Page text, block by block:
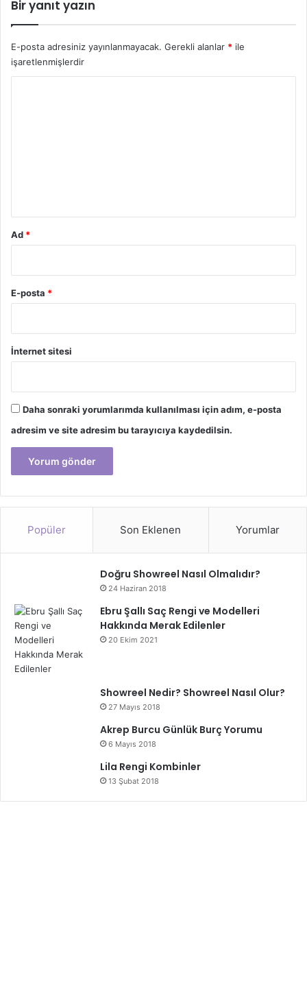
Bir yanıt yazın
E-posta adresiniz yayınlanmayacak. Gerekli alanlar * ile
işaretlenmişlerdir
Ad *
E-posta *
İnternet sitesi
Daha sonraki yorumlarımda kullanılması için adım, e-posta
adresim ve site adresim bu tarayıcıya kaydedilsin.
Popüler Son Eklenen Yorumlar
Doğru Showreel Nasıl Olmalıdır?
24 Haziran 2018
Ebru Şallı Saç Rengi ve Modelleri
Hakkında Merak Edilenler
20 Ekim 2021
Showreel Nedir? Showreel Nasıl Olur?
27 Mayıs 2018
Akrep Burcu Günlük Burç Yorumu
6 Mayıs 2018
Lila Rengi Kombinler
13 Şubat 2018